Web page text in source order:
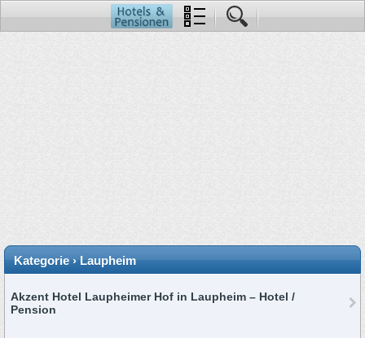
Kategorie › Laupheim
Akzent Hotel Laupheimer Hof in Laupheim – Hotel /
Pension